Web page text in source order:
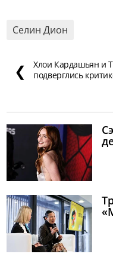
Селин Дион
❮
Хлои Кардашьян и
подверглись